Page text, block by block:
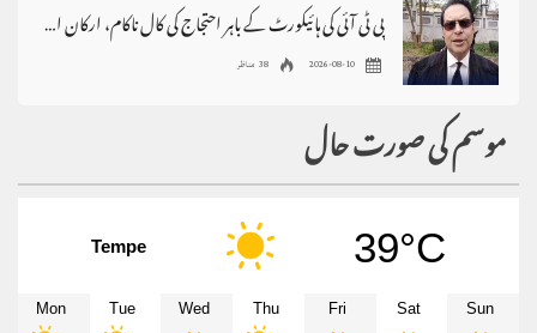
پی ٹی آئی کی ہائیکورٹ کے باہر احتجاج کی کال ناکام، ارکان اسمبلی نہ آئے
2026-08-10 38 مناظر
موسم کی صورت حال
Tempe 39°C
Mon Tue Wed Thu Fri Sat Sun